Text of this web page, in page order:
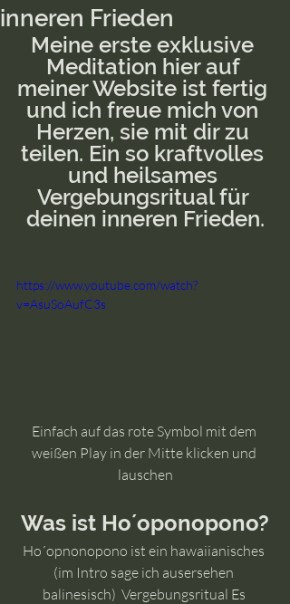
inneren Frieden
Meine erste exklusive
Meditation hier auf
meiner Website ist fertig
und ich freue mich von
Herzen, sie mit dir zu
teilen. Ein so kraftvolles
und heilsames
Vergebungsritual für
deinen inneren Frieden.
https://www.youtube.com/watch?
v=AsuSoAufC3s
Einfach auf das rote Symbol mit dem
weißen Play in der Mitte klicken und
lauschen
Was ist Ho´oponopono?
Ho´opnonopono ist ein hawaiianisches
(im Intro sage ich ausersehen
balinesisch)  Vergebungsritual Es